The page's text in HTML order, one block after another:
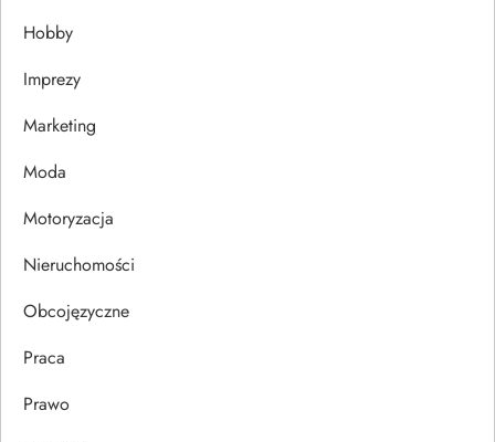
a
w
p
u
Hobby
Imprezy
Marketing
Moda
Motoryzacja
Nieruchomości
Obcojęzyczne
Praca
Prawo